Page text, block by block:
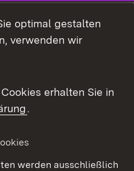
optimal gestalten
verwenden wir
erhalten Sie in
.
werden ausschließlich